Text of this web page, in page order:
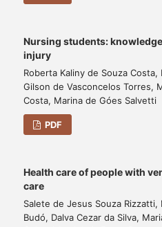
Nursing students:
injury
Roberta Kaliny de Souza
Gilson de Vasconcelos Torres,
Costa, Marina de Góes Salvetti
PDF
Health care of people with
care
Salete de Jesus Souza
Budó, Dalva Cezar da Silva,